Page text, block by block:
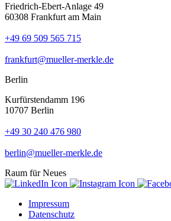
Friedrich-Ebert-Anlage 49
60308 Frankfurt am Main
+49 69 509 565 715
frankfurt@mueller-merkle.de
Berlin
Kurfürstendamm 196
10707 Berlin
+49 30 240 476 980
berlin@mueller-merkle.de
Raum für Neues
Impressum
Datenschutz